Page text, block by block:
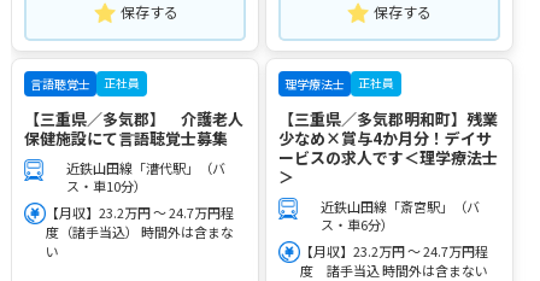
保存する 保存する
言語聴覚士 正社員
【三重県／多気郡】 介護老人
保健施設にて言語聴覚士募集
近鉄山田線「漕代駅」（バ
ス・車10分）
【月収】23.2万円 ～ 24.7万円程
度（諸手当込） 時間外は含まな
い
理学療法士 正社員
【三重県／多気郡明和町】残業
少なめ×賞与4か月分！デイサ
ービスの求人です＜理学療法士
＞
近鉄山田線「斎宮駅」（バ
ス・車6分）
【月収】23.2万円 ～ 24.7万円程
度 諸手当込 時間外は含まない